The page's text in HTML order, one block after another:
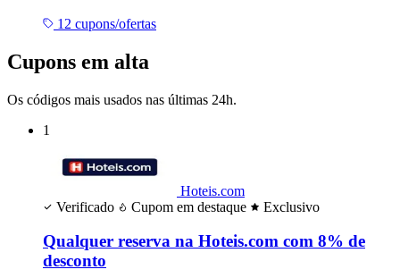
12 cupons/ofertas
Cupons em alta
Os códigos mais usados nas últimas 24h.
1
Hoteis.com
Verificado
Cupom em destaque Exclusivo
Qualquer reserva na Hoteis.com com 8% de
desconto